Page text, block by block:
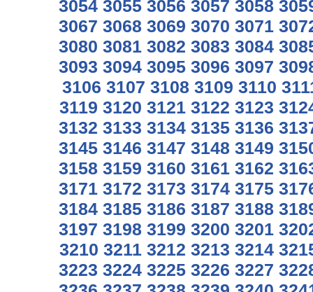
3054 3055 3056 3057 3058
3067 3068 3069 3070 3071
3080 3081 3082 3083 3084
3093 3094 3095 3096 3097
3106 3107 3108 3109 3110
3119 3120 3121 3122 3123
3132 3133 3134 3135 3136
3145 3146 3147 3148 3149
3158 3159 3160 3161 3162
3171 3172 3173 3174 3175
3184 3185 3186 3187 3188
3197 3198 3199 3200 3201
3210 3211 3212 3213 3214
3223 3224 3225 3226 3227